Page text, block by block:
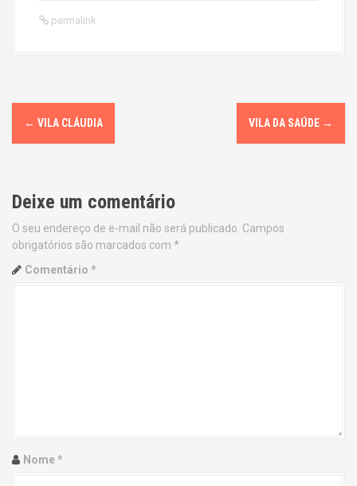
permalink
P
o
t
n
a
i
← VILA CLÁUDIA VILA DA SAÚDE →
Deixe um comentário
O seu endereço de e-mail não será publicado. Campos
obrigatórios são marcados com *
Comentário *
Nome*